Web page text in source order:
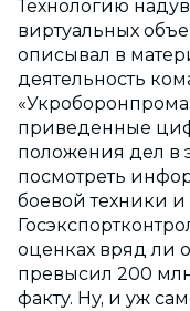
Технологию
виртуальных
описывал в
деятельность
приведенные
положения дел в
посмотреть
боевой техники
оценках вряд ли
превысил 200 млн
факту. Ну, и уж